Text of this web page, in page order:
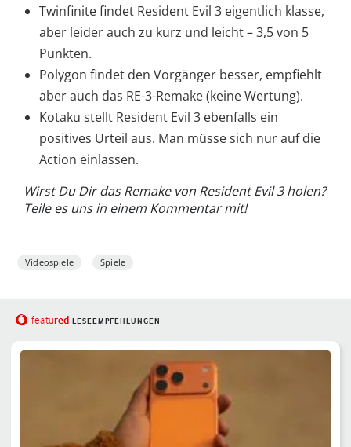
Twinfinite findet Resident Evil 3 eigentlich klasse,
aber leider auch zu kurz und leicht – 3,5 von 5
Punkten.
Polygon findet den Vorgänger besser, empfiehlt
aber auch das RE-3-Remake (keine Wertung).
Kotaku stellt Resident Evil 3 ebenfalls ein
positives Urteil aus. Man müsse sich nur auf die
Action einlassen.
Wirst Du Dir das Remake von Resident Evil 3 holen?
Teile es uns in einem Kommentar mit!
Videospiele Spiele
featured LESEEMPFEHLUNGEN